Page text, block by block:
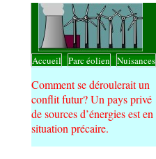
Accueil Parc éolien Nuisances
Comment se déroulerait un
conflit futur? Un pays privé
de sources d’énergies est en
situation précaire.